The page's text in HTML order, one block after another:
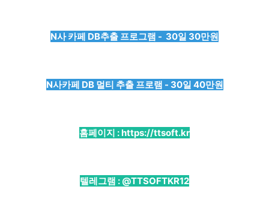
N사 카페 DB추출 프로그램 - 30일 30만원
N사카페 DB 멀티 추출 프로램 - 30일 40만원
홈페이지 :https://ttsoft.kr
텔레그램 : @TTSOFTKR12